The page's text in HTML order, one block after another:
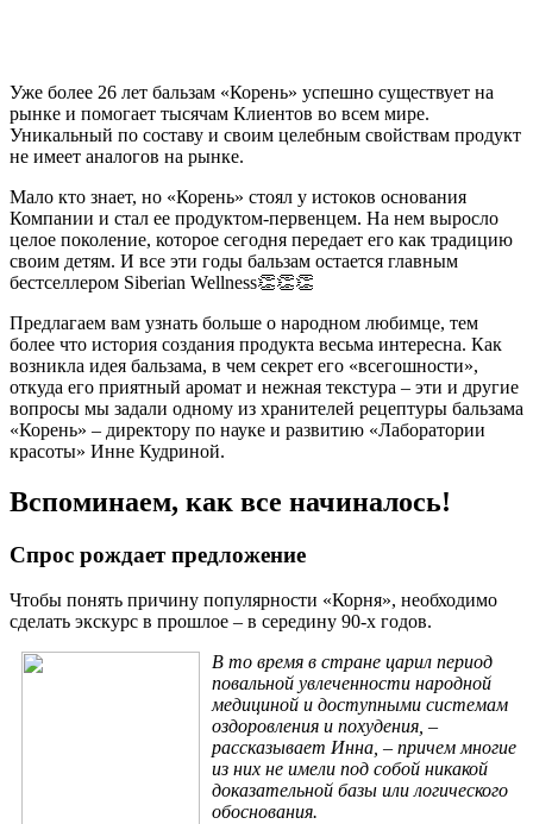
Уже более 26 лет бальзам «Корень» успешно существует на
рынке и помогает тысячам Клиентов во всем мире.
Уникальный по составу и своим целебным свойствам продукт
не имеет аналогов на рынке.
Мало кто знает, но «Корень» стоял у истоков основания
Компании и стал ее продуктом-первенцем. На нем выросло
целое поколение, которое сегодня передает его как традицию
своим детям. И все эти годы бальзам остается главным
бестселлером Siberian Wellness👏👏👏
Предлагаем вам узнать больше о народном любимце, тем
более что история создания продукта весьма интересна. Как
возникла идея бальзама, в чем секрет его «всегошности»,
откуда его приятный аромат и нежная текстура – эти и другие
вопросы мы задали одному из хранителей рецептуры бальзама
«Корень» – директору по науке и развитию «Лаборатории
красоты» Инне Кудриной.
Вспоминаем, как все начиналось!
Спрос рождает предложение
Чтобы понять причину популярности «Корня», необходимо
сделать экскурс в прошлое – в середину 90-х годов.
В то время в стране царил период
повальной увлеченности народной
медициной и доступными системам
оздоровления и похудения, –
рассказывает Инна, – причем многие
из них не имели под собой никакой
доказательной базы или логического
обоснования.